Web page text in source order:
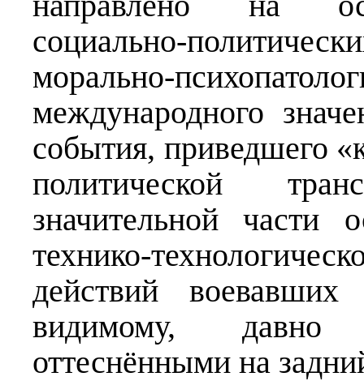
социально-
морально-
международного
события, приведшего
политической
значительной части
технико-
действий
видимому, давно
оттеснёнными на